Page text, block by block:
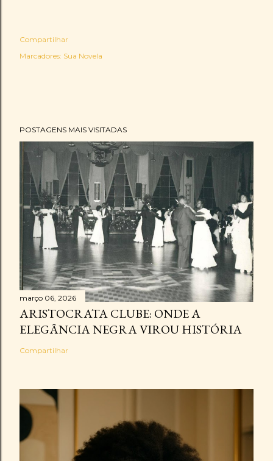
Compartilhar
Marcadores: Sua Novela
POSTAGENS MAIS VISITADAS
março 06, 2026
ARISTOCRATA CLUBE: ONDE A
ELEGÂNCIA NEGRA VIROU HISTÓRIA
Compartilhar